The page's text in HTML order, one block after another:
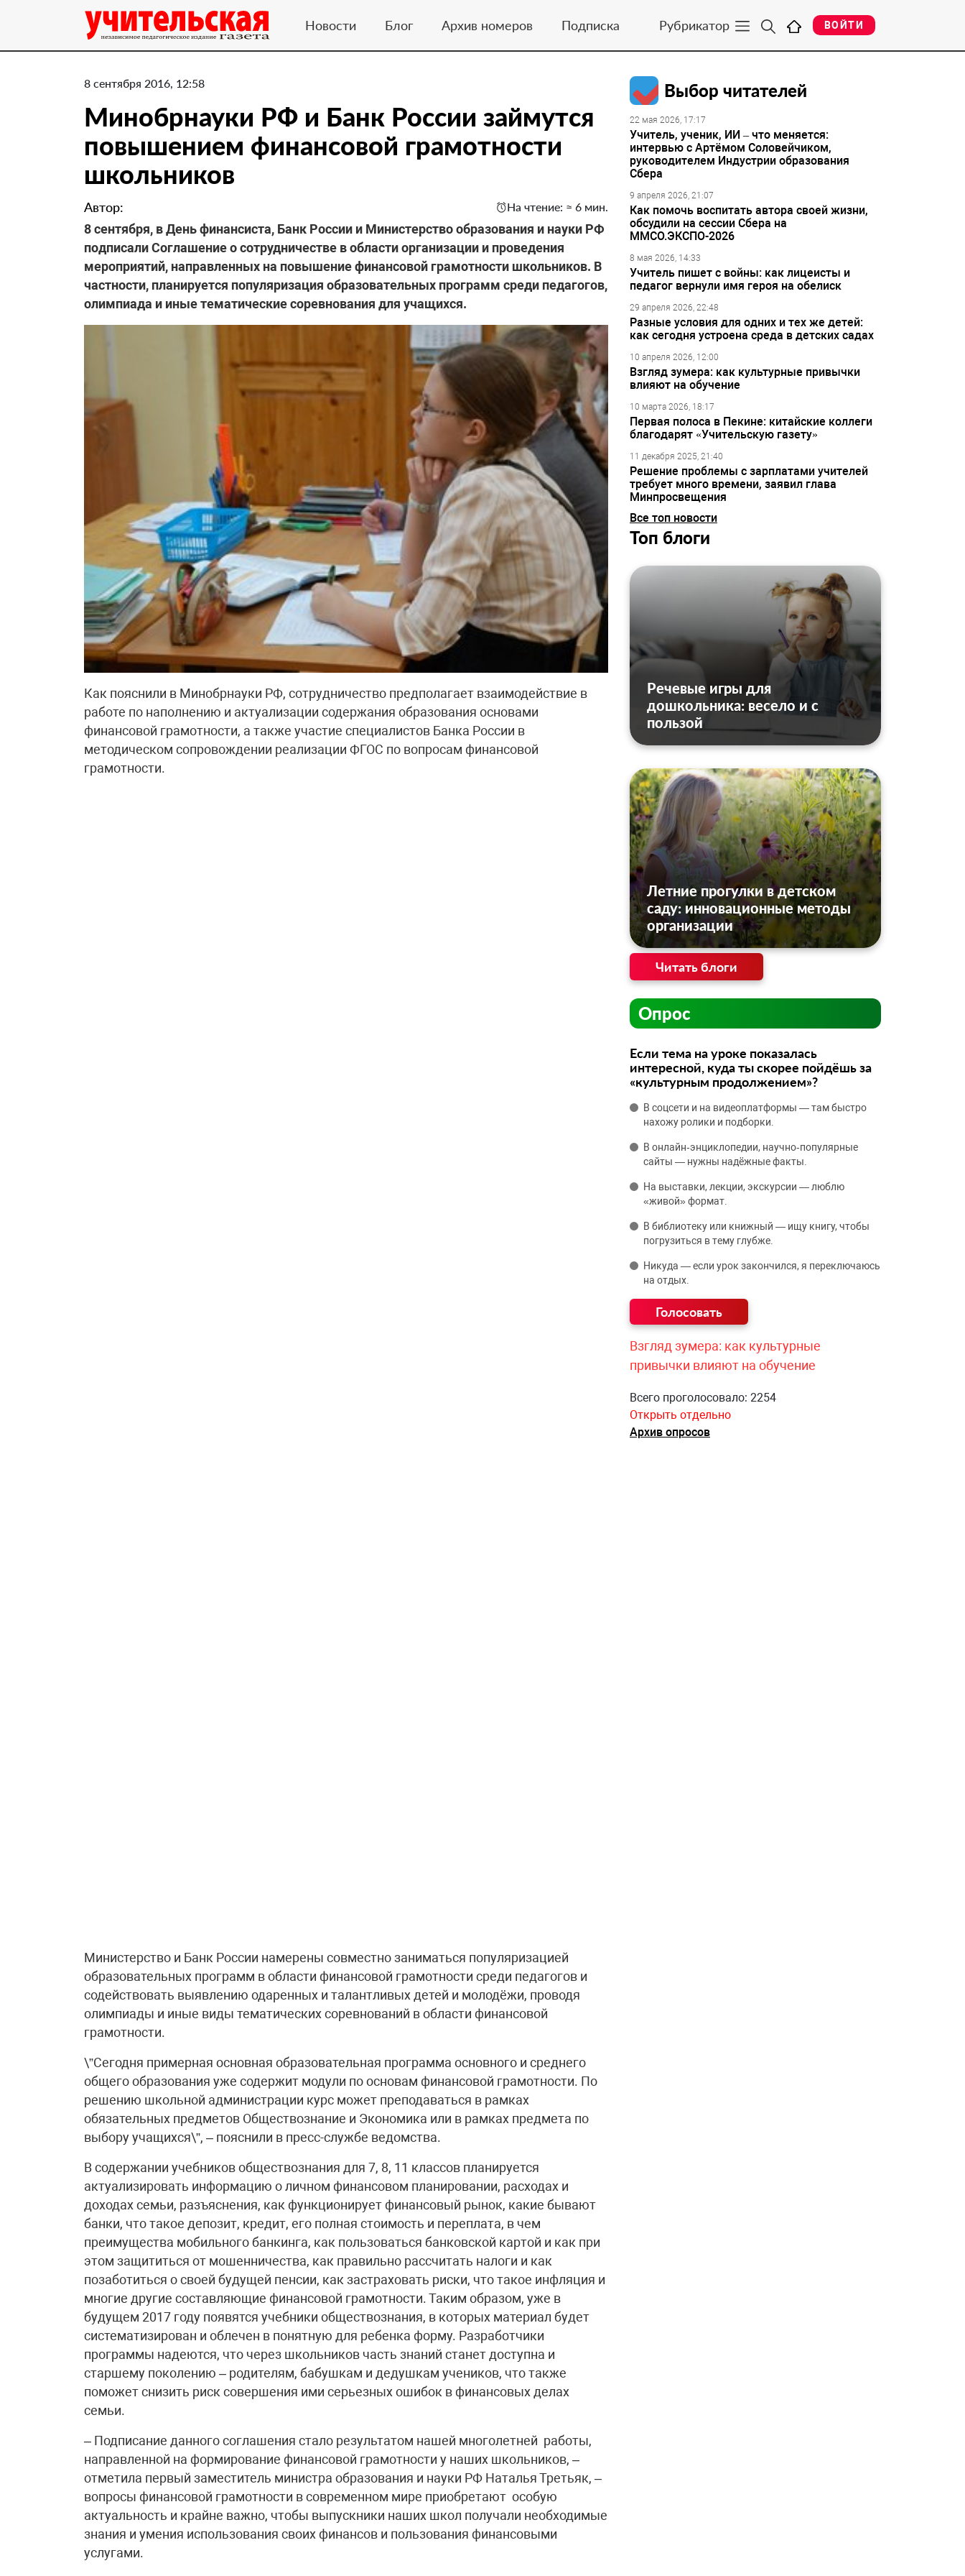
Новости Блог Архив номеров Подписка Рубрикатор ВОЙТИ
8 сентября 2016, 12:58
Минобрнауки РФ и Банк России займутся
повышением финансовой грамотности
школьников
Автор: На чтение: ≈ 6 мин.
8 сентября, в День финансиста, Банк России и Министерство образования и науки РФ
подписали Соглашение о сотрудничестве в области организации и проведения
мероприятий, направленных на повышение финансовой грамотности школьников. В
частности, планируется популяризация образовательных программ среди педагогов,
олимпиада и иные тематические соревнования для учащихся.
Как пояснили в Минобрнауки РФ, сотрудничество предполагает взаимодействие в
работе по наполнению и актуализации содержания образования основами
финансовой грамотности, а также участие специалистов Банка России в
методическом сопровождении реализации ФГОС по вопросам финансовой
грамотности.
Министерство и Банк России намерены совместно заниматься популяризацией
образовательных программ в области финансовой грамотности среди педагогов и
содействовать выявлению одаренных и талантливых детей и молодёжи, проводя
олимпиады и иные виды тематических соревнований в области финансовой
грамотности.
\”Сегодня примерная основная образовательная программа основного и среднего
общего образования уже содержит модули по основам финансовой грамотности. По
решению школьной администрации курс может преподаваться в рамках
обязательных предметов Обществознание и Экономика или в рамках предмета по
выбору учащихся\”, – пояснили в пресс-службе ведомства.
В содержании учебников обществознания для 7, 8, 11 классов планируется
актуализировать информацию о личном финансовом планировании, расходах и
доходах семьи, разъяснения, как функционирует финансовый рынок, какие бывают
банки, что такое депозит, кредит, его полная стоимость и переплата, в чем
преимущества мобильного банкинга, как пользоваться банковской картой и как при
этом защититься от мошенничества, как правильно рассчитать налоги и как
позаботиться о своей будущей пенсии, как застраховать риски, что такое инфляция и
многие другие составляющие финансовой грамотности. Таким образом, уже в
будущем 2017 году появятся учебники обществознания, в которых материал будет
систематизирован и облечен в понятную для ребенка форму. Разработчики
программы надеются, что через школьников часть знаний станет доступна и
старшему поколению – родителям, бабушкам и дедушкам учеников, что также
поможет снизить риск совершения ими серьезных ошибок в финансовых делах
семьи.
– Подписание данного соглашения стало результатом нашей многолетней работы,
направленной на формирование финансовой грамотности у наших школьников, –
отметила первый заместитель министра образования и науки РФ Наталья Третьяк, –
вопросы финансовой грамотности в современном мире приобретают особую
актуальность и крайне важно, чтобы выпускники наших школ получали необходимые
знания и умения использования своих финансов и пользования финансовыми
услугами.
Выбор читателей
22 мая 2026, 17:17
Учитель, ученик, ИИ – что меняется:
интервью с Артёмом Соловейчиком,
руководителем Индустрии образования
Сбера
9 апреля 2026, 21:07
Как помочь воспитать автора своей жизни,
обсудили на сессии Сбера на
ММСО.ЭКСПО-2026
8 мая 2026, 14:33
Учитель пишет с войны: как лицеисты и
педагог вернули имя героя на обелиск
29 апреля 2026, 22:48
Разные условия для одних и тех же детей:
как сегодня устроена среда в детских садах
10 апреля 2026, 12:00
Взгляд зумера: как культурные привычки
влияют на обучение
10 марта 2026, 18:17
Первая полоса в Пекине: китайские коллеги
благодарят «Учительскую газету»
11 декабря 2025, 21:40
Решение проблемы с зарплатами учителей
требует много времени, заявил глава
Минпросвещения
Все топ новости
Топ блоги
Речевые игры для
дошкольника: весело и с
пользой
Летние прогулки в детском
саду: инновационные методы
организации
Читать блоги
Опрос
Если тема на уроке показалась
интересной, куда ты скорее пойдёшь за
«культурным продолжением»?
В соцсети и на видеоплатформы — там быстро
нахожу ролики и подборки.
В онлайн‑энциклопедии, научно‑популярные
сайты — нужны надёжные факты.
На выставки, лекции, экскурсии — люблю
«живой» формат.
В библиотеку или книжный — ищу книгу, чтобы
погрузиться в тему глубже.
Никуда — если урок закончился, я переключаюсь
на отдых.
Взгляд зумера: как культурные
привычки влияют на обучение
Всего проголосовало: 2254
Открыть отдельно
Архив опросов